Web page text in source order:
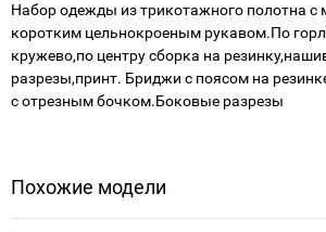
Набор одежды из трикотажного полотна
коротким цельнокроеным рукавом.По
кружево,по центру сборка на
разрезы,принт. Бриджи с поясом на
с отрезным бочком.Боковые разрезы
Похожие модели